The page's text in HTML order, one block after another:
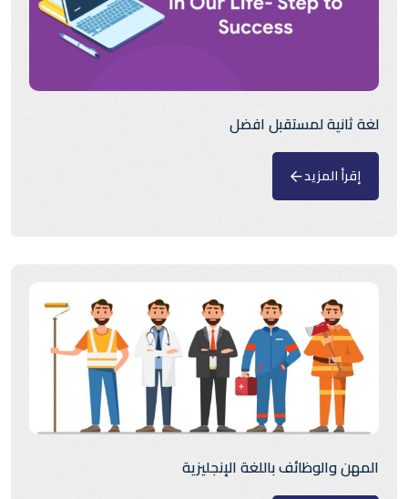
لغة ثانية لمستقبل افضل
إقرأ المزيد
المهن والوظائف باللغة الإنجليزية